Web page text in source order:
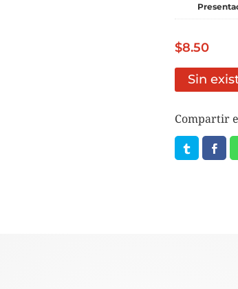
$8.50
Sin
Compartir